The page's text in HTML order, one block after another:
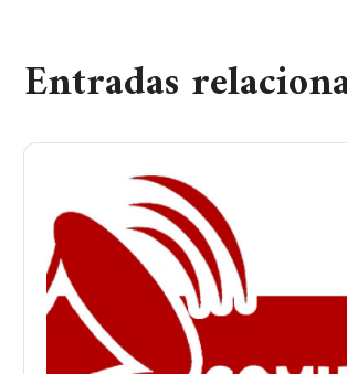
Entradas